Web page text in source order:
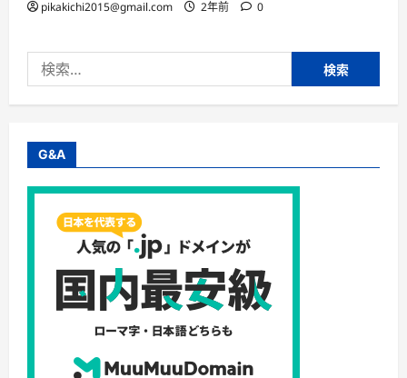
pikakichi2015@gmail.com 2年前 0
索:
G&A